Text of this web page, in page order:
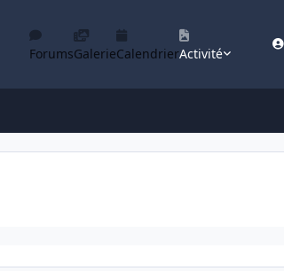
ForumsGalerieCalendrierActivité